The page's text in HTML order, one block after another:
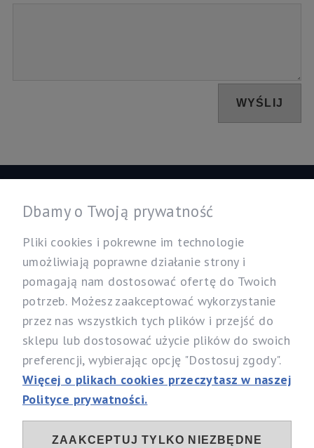
WYŚLIJ
Nasz sklep
Specjalistyczny Sklep dla Alergików Mirosław Rybicki
Sobików 5, 05-530 Góra Kalwaria
woj. mazowieckie
Telefon:537 111 212, 731 603 303
Email:info@alergia-dom.pl
Dbamy o Twoją prywatność
Pliki cookies i pokrewne im technologie
umożliwiają poprawne działanie strony i
pomagają nam dostosować ofertę do Twoich
potrzeb. Możesz zaakceptować wykorzystanie
przez nas wszystkich tych plików i przejść do
sklepu lub dostosować użycie plików do swoich
preferencji, wybierając opcję "Dostosuj zgody".
Więcej o plikach cookies przeczytasz w naszej
Polityce prywatności.
ZAAKCEPTUJ TYLKO NIEZBĘDNE